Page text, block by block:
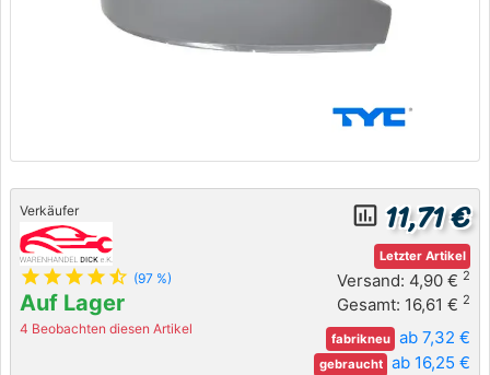
Verkäufer
star star star star star_half (97 %)
Auf Lager
4 Beobachten diesen Artikel
insert_chart_outlined 11,71 €
Letzter Artikel
Versand: 4,90 € 2
Gesamt: 16,61 € 2
fabrikneu ab 7,32 €
gebraucht ab 16,25 €